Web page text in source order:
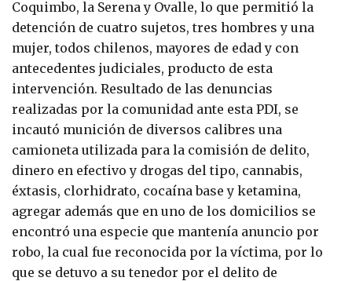
Coquimbo, la Serena y Ovalle, lo que permitió la
detención de cuatro sujetos, tres hombres y una
mujer, todos chilenos, mayores de edad y con
antecedentes judiciales, producto de esta
intervención. Resultado de las denuncias
realizadas por la comunidad ante esta PDI, se
incautó munición de diversos calibres una
camioneta utilizada para la comisión de delito,
dinero en efectivo y drogas del tipo, cannabis,
éxtasis, clorhidrato, cocaína base y ketamina,
agregar además que en uno de los domicilios se
encontró una especie que mantenía anuncio por
robo, la cual fue reconocida por la víctima, por lo
que se detuvo a su tenedor por el delito de